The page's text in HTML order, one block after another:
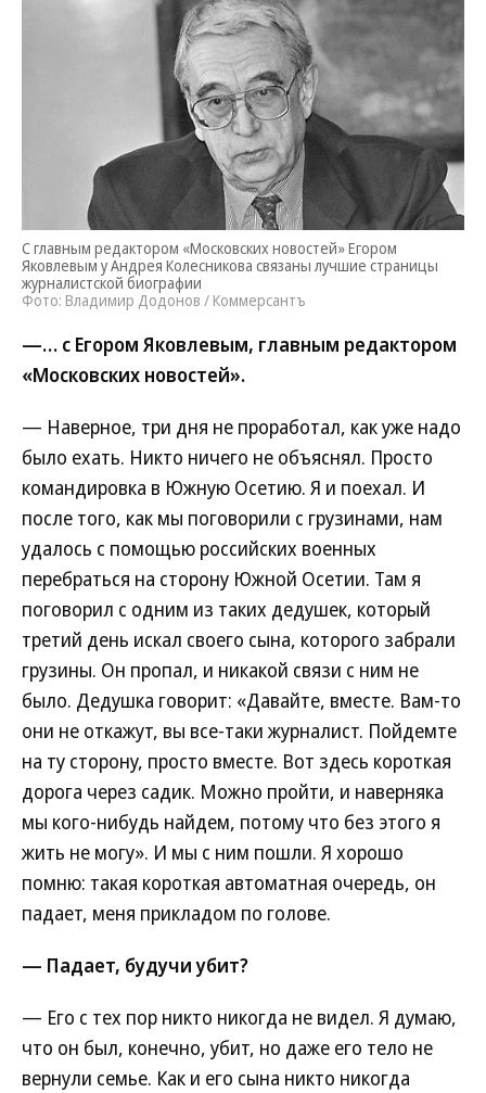
С главным редактором «Московских новостей» Егором
Яковлевым у Андрея Колесникова связаны лучшие страницы
журналистской биографии
Фото: Владимир Додонов / Коммерсантъ
—… с Егором Яковлевым, главным редактором
«Московских новостей».
— Наверное, три дня не проработал, как уже надо
было ехать. Никто ничего не объяснял. Просто
командировка в Южную Осетию. Я и поехал. И
после того, как мы поговорили с грузинами, нам
удалось с помощью российских военных
перебраться на сторону Южной Осетии. Там я
поговорил с одним из таких дедушек, который
третий день искал своего сына, которого забрали
грузины. Он пропал, и никакой связи с ним не
было. Дедушка говорит: «Давайте, вместе. Вам-то
они не откажут, вы все-таки журналист. Пойдемте
на ту сторону, просто вместе. Вот здесь короткая
дорога через садик. Можно пройти, и наверняка
мы кого-нибудь найдем, потому что без этого я
жить не могу». И мы с ним пошли. Я хорошо
помню: такая короткая автоматная очередь, он
падает, меня прикладом по голове.
— Падает, будучи убит?
— Его с тех пор никто никогда не видел. Я думаю,
что он был, конечно, убит, но даже его тело не
вернули семье. Как и его сына никто никогда